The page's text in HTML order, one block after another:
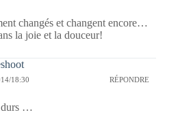
changés et changent encore…
la joie et la douceur!
18:30 RÉPONDRE
durs …